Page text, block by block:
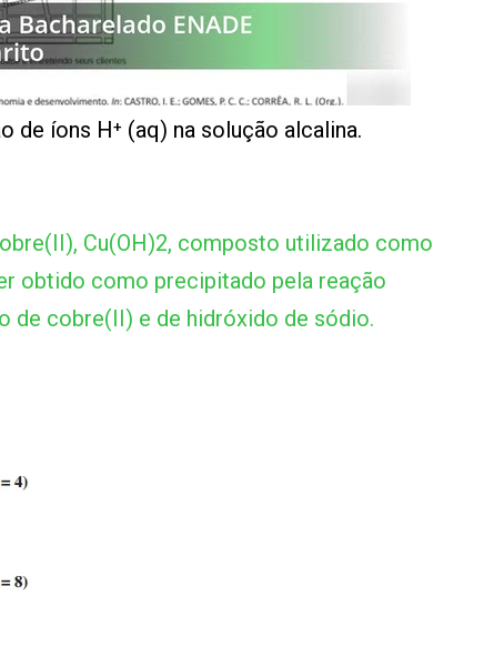
de íons H⁺ (aq) na solução alcalina.
Cu(OH)2, composto utilizado como
obtido como precipitado pela reação
de cobre(II) e de hidróxido de sódio.